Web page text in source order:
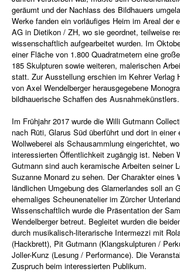
geräumt und der Nachlass des Bildhauers
Werke fanden ein vorläufiges Heim im Areal der
AG in Dietikon / ZH, wo sie geordnet, teilweise
wissenschaftlich aufgearbeitet wurden. Im
einer Fläche von 1.800 Quadratmetern eine
185 Skulpturen sowie weiteren, malerischen
statt. Zur Ausstellung erschien im Kehrer Verlag
von Axel Wendelberger herausgegebene
bildhauerische Schaffen des Ausnahmekünstlers.
Im Frühjahr 2017 wurde die Willi Gutmann
nach Rüti, Glarus Süd überführt und dort in einer
Wollweberei als Schausammlung eingerichtet,
interessierten Öffentlichkeit zugängig ist. Neben
Gutmann sind auch keramische Arbeiten seiner
Suzanne Monard zu sehen. Der Charakter eines
ländlichen Umgebung des Glarnerlandes soll an
ehemaliges Scheunenatelier im Zürcher
Wissenschaftlich wurde die Präsentation der
Wendelberger betreut. Begleitet wurden die
durch musikalisch-literarische Intermezzi mit
(Hackbrett), Pit Gutmann (Klangskulpturen /
Joller-Kunz (Lesung / Performance). Die
Zuspruch beim interessierten Publikum.